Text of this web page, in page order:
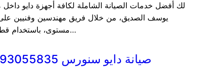
لك أفضل خدمات الصيانة الشاملة لكافة أجهزة دايو
يوسف الصديق، من خلال فريق مهندسين وفنيين
مستوى، باستخدام قطع غيار…
صيانة دايو سنورس 01093055835